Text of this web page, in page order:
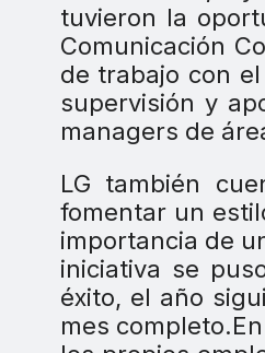
tuvieron la
Comunicación
de trabajo con
supervisión y
managers de
LG también
fomentar un
importancia de
iniciativa se
éxito, el año
mes